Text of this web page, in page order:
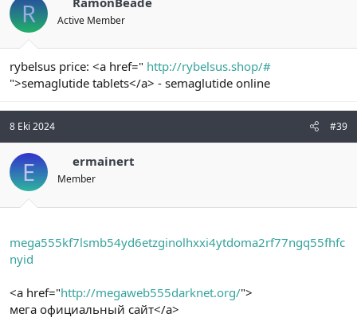
R Active Member
rybelsus price: <a href=" http://rybelsus.shop/#
">semaglutide tablets</a> - semaglutide online
8 Eki 2024 #39
E ermainert
Member
mega555kf7lsmb54yd6etzginolhxxi4ytdoma2rf77ngq55fhfc
nyid
<a href="http://megaweb555darknet.org/">
мега официальный сайт</a>